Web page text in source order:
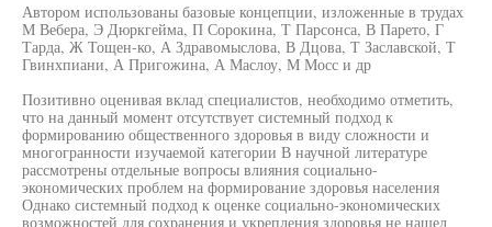
Автором использованы базовые концепции, изложенные в трудах
М Вебера, Э Дюркгейма, П Сорокина, Т Парсонса, В Парето, Г
Тарда, Ж Тощен-ко, А Здравомыслова, В Дцова, Т Заславской, Т
Гвинхпиани, А Пригожина, А Маслоу, М Мосс и др
Позитивно оценивая вклад специалистов, необходимо отметить,
что на данный момент отсутствует системный подход к
формированию общественного здоровья в виду сложности и
многогранности изучаемой категории В научной литературе
рассмотрены отдельные вопросы влияния социально-
экономических проблем на формирование здоровья населения
Однако системный подход к оценке социально-экономических
возможностей для сохранения и укрепления здоровья не нашел